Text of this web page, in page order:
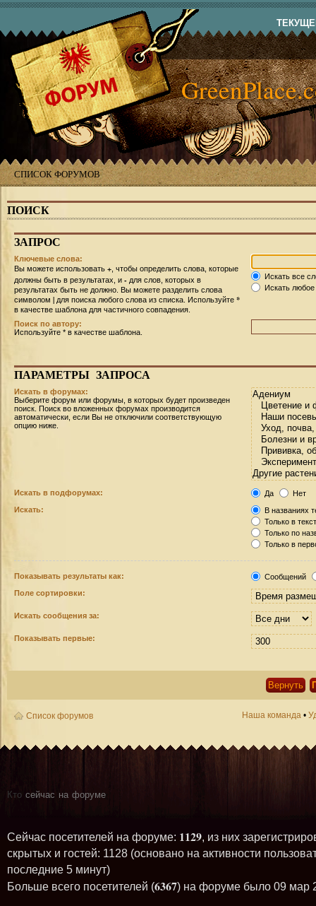
СПИСОК ФОРУМОВ
ПОИСК
ЗАПРОС
Ключевые слова:
Вы можете использовать + , чтобы определить слова, которые
должны быть в результатах, и - для слов, которых в
результатах быть не должно. Вы можете разделить слова
символом | для поиска любого слова из списка. Используйте *
в качестве шаблона для частичного совпадения.
Искать все
Искать
Поиск по автору:
Используйте * в качестве шаблона.
ПАРАМЕТРЫ ЗАПРОСА
Искать в форумах:
Выберите форум или форумы, в которых будет произведен
поиск. Поиск во вложенных форумах производится
автоматически, если Вы не отключили соответствующую
опцию ниже.
Искать в подфорумах: Да
Нет
Искать:
В названиях
Только в
Только по
Только в
Показывать результаты как:
Сообщений
Поле сортировки:
Искать сообщения за:
Показывать первые:
Список форумов Наша команда •
Кто сейчас на форуме
Сейчас посетителей на форуме: 1129, из них
скрытых и гостей: 1128 (основано на активности
последние 5 минут)
Больше всего посетителей (6367) на форуме было 09 мар